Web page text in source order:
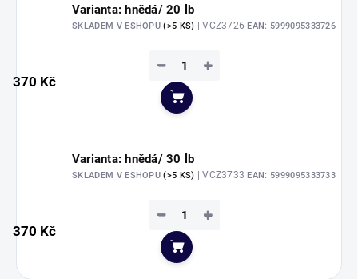
Varianta: hnědá/ 20 lb
SKLADEM V ESHOPU(>5 KS) | VCZ3726EAN: 5999095333726
370 Kč
+
−
Do košíku
Varianta: hnědá/ 30 lb
SKLADEM V ESHOPU(>5 KS) | VCZ3733EAN: 5999095333733
370 Kč
+
−
Do košíku